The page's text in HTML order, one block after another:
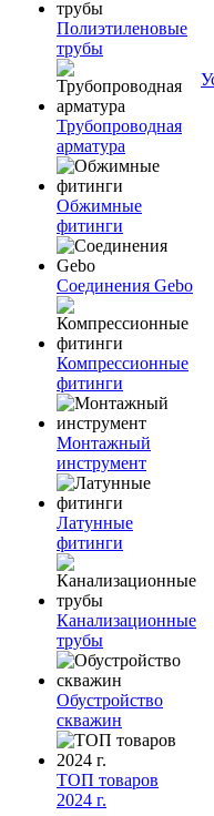
Полиэтиленовые
трубы
Трубопроводная
арматура
Обжимные
фитинги
Соединения Gebo
Компрессионные
фитинги
Монтажный
инструмент
Латунные
фитинги
Канализационные
трубы
Обустройство
скважин
ТОП товаров
2024 г.